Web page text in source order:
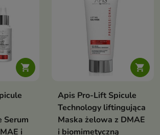

Serum
i

Apis Pro-Lift Spicule
Technology liftingująca
Maska żelowa z DMAE
i biomimetyczną